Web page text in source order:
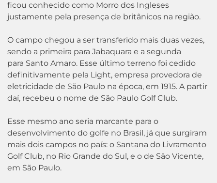
ficou conhecido como Morro dos Ingleses
justamente pela presença de britânicos na região.
O campo chegou a ser transferido mais duas vezes,
sendo a primeira para Jabaquara e a segunda
para Santo Amaro. Esse último terreno foi cedido
definitivamente pela Light, empresa provedora de
eletricidade de São Paulo na época, em 1915. A partir
daí, recebeu o nome de São Paulo Golf Club.
Esse mesmo ano seria marcante para o
desenvolvimento do golfe no Brasil, já que surgiram
mais dois campos no país: o Santana do Livramento
Golf Club, no Rio Grande do Sul, e o de São Vicente,
em São Paulo.